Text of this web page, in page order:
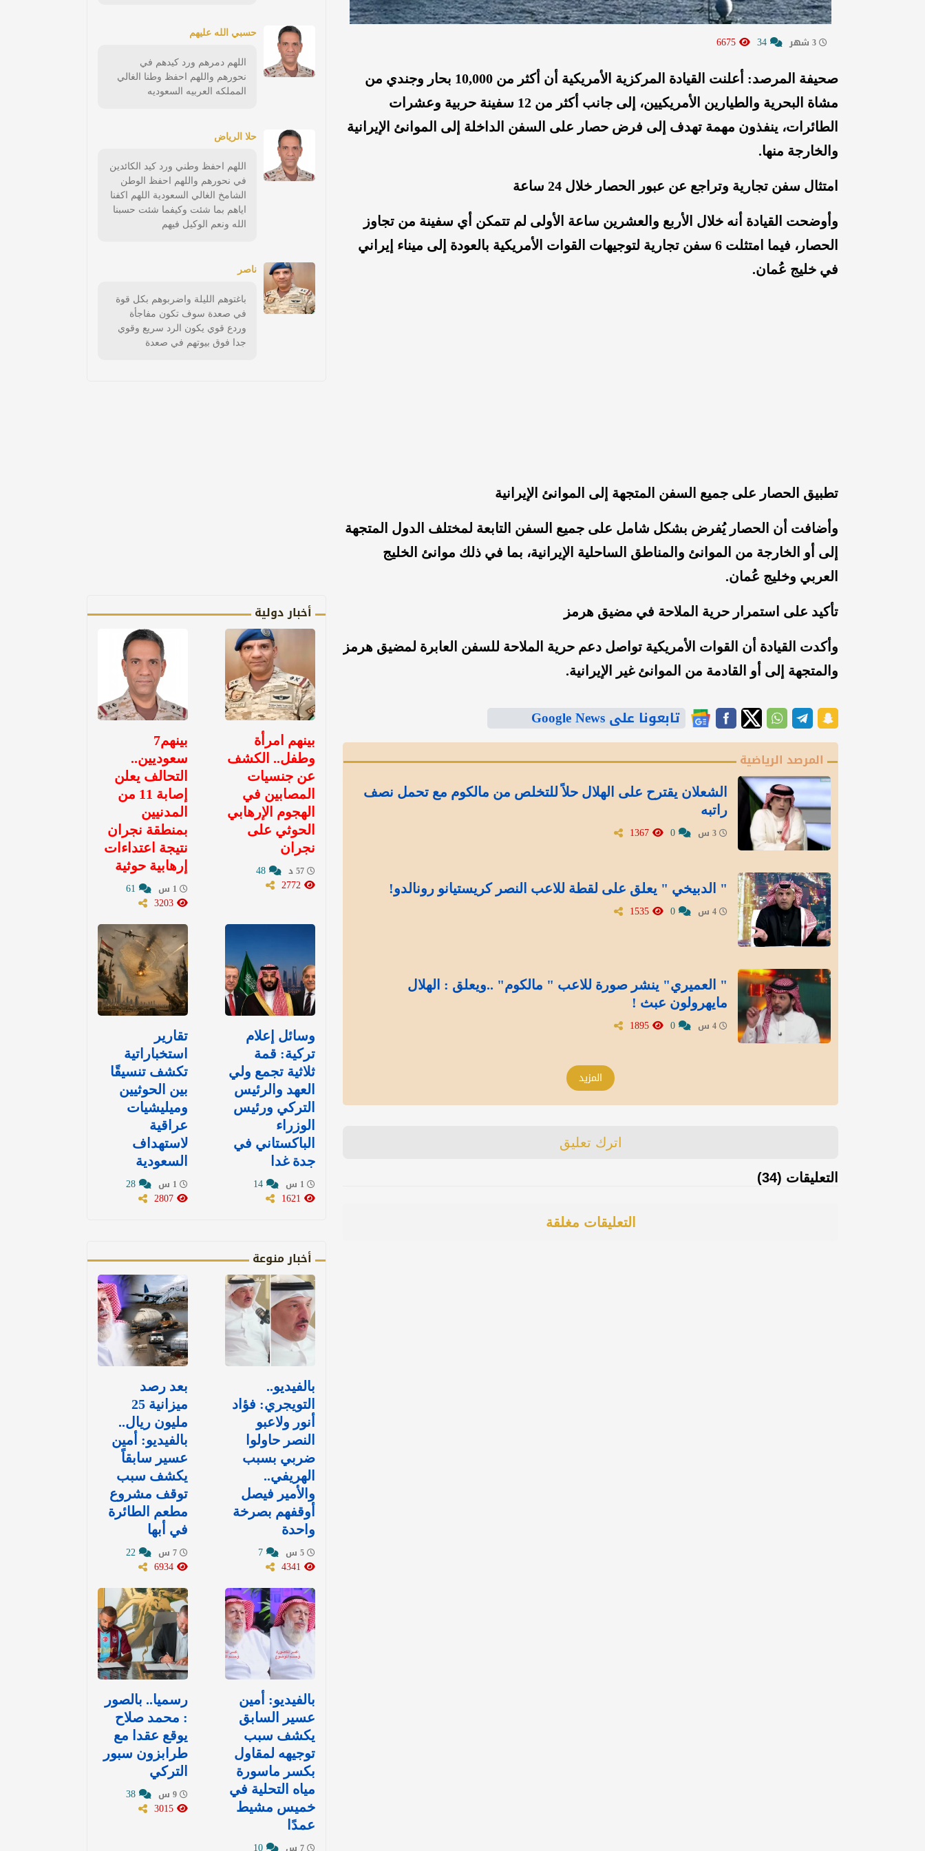
صحيفة المرصد: أعلنت القيادة المركزية الأمريكية أن أكثر من 10,000 بحار وجندي من
مشاة البحرية والطيارين الأمريكيين، إلى جانب أكثر من 12 سفينة حربية وعشرات
الطائرات، ينفذون مهمة تهدف إلى فرض حصار على السفن الداخلة إلى الموانئ الإيرانية
والخارجة منها.
امتثال سفن تجارية وتراجع عن عبور الحصار خلال 24 ساعة
وأوضحت القيادة أنه خلال الأربع والعشرين ساعة الأولى لم تتمكن أي سفينة من تجاوز
الحصار، فيما امتثلت 6 سفن تجارية لتوجيهات القوات الأمريكية بالعودة إلى ميناء إيراني
في خليج عُمان.
تطبيق الحصار على جميع السفن المتجهة إلى الموانئ الإيرانية
وأضافت أن الحصار يُفرض بشكل شامل على جميع السفن التابعة لمختلف الدول المتجهة
إلى أو الخارجة من الموانئ والمناطق الساحلية الإيرانية، بما في ذلك موانئ الخليج
العربي وخليج عُمان.
تأكيد على استمرار حرية الملاحة في مضيق هرمز
وأكدت القيادة أن القوات الأمريكية تواصل دعم حرية الملاحة للسفن العابرة لمضيق هرمز
والمتجهة إلى أو القادمة من الموانئ غير الإيرانية.
تابعونا على Google News
المرصد الرياضية
الشعلان يقترح على الهلال حلاً للتخلص من مالكوم مع تحمل نصف
راتبه
" الدبيخي " يعلق على لقطة للاعب النصر كريستيانو رونالدو!
" العميري" ينشر صورة للاعب " مالكوم" ..ويعلق : الهلال
مايهرولون عبث !
المزيد
اترك تعليق
التعليقات (34)
التعليقات مغلقة
حسبي الله عليهم
اللهم دمرهم ورد كيدهم في
نحورهم واللهم احفظ وطنا الغالي
المملكه العربيه السعوديه
حلا الرياض
اللهم احفظ وطني ورد كيد الكائدين
في نحورهم واللهم احفظ الوطن
الشامخ الغالي السعودية اللهم اكفنا
اياهم بما شئت وكيفما شئت حسبنا
الله ونعم الوكيل فيهم
ناصر
باغتوهم الليلة واضربوهم بكل قوة
في صعدة سوف تكون مفاجأة
وردع قوي يكون الرد سريع وقوي
جدا فوق بيوتهم في صعدة
أخبار دولية
بينهم امرأة
وطفل.. الكشف
عن جنسيات
المصابين في
الهجوم الإرهابي
الحوثي على
نجران
بينهم7
سعوديين..
التحالف يعلن
إصابة 11 من
المدنيين
بمنطقة نجران
نتيجة اعتداءات
إرهابية حوثية
وسائل إعلام
تركية: قمة
ثلاثية تجمع ولي
العهد والرئيس
التركي ورئيس
الوزراء
الباكستاني في
جدة غدا
تقارير
استخباراتية
تكشف تنسيقًا
بين الحوثيين
وميليشيات
عراقية
لاستهداف
السعودية
أخبار منوعة
بالفيديو..
التويجري: فؤاد
أنور ولاعبو
النصر حاولوا
ضربي بسبب
الهريفي..
والأمير فيصل
أوقفهم بصرخة
واحدة
بعد رصد
ميزانية 25
مليون ريال..
بالفيديو: أمين
عسير سابقاً
يكشف سبب
توقف مشروع
مطعم الطائرة
في أبها
بالفيديو: أمين
عسير السابق
يكشف سبب
توجيهه لمقاول
بكسر ماسورة
مياه التحلية في
خميس مشيط
عمدًا
رسميا.. بالصور
: محمد صلاح
يوقع عقدا مع
طرابزون سبور
التركي